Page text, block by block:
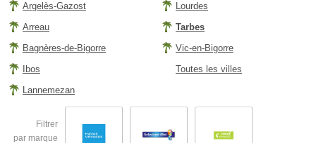
Argelès-Gazost
Arreau
Bagnères-de-Bigorre
Ibos
Lannemezan
Lourdes
Tarbes
Vic-en-Bigorre
Toutes les villes
Filtrer
par marque